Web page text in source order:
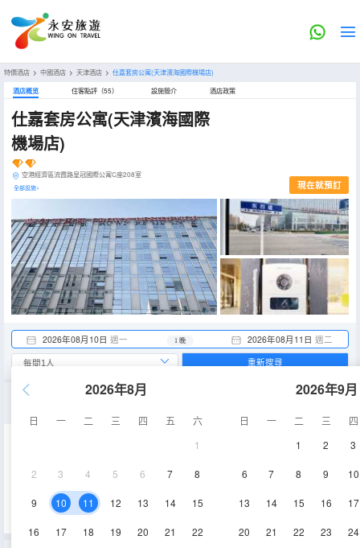
特價酒店 > 中國酒店 > 天津酒店 > 仕嘉套房公寓(天津濱海國際機場店)
酒店概览 住客點評（55） 設施簡介 酒店政策
仕嘉套房公寓(天津濱海國際
機場店)
空港經濟區流霞路皇冠國際公寓C座208室
全部設施> 現在就預訂
2026年08月10日 週一 2026年08月11日 週二
1 晚
2026年8月
日 一 二 三 四 五
六
1
2 3 4 5 6 7 8
9 10 11 12 13 14 15
16 17 18 19 20 21 22
2026年9月
日 一 二 三
四
1
2 3
6 7 8 9 10
13 14 15 16 17
20 21 22 23 24
重新搜尋
50-55㎡ 空調